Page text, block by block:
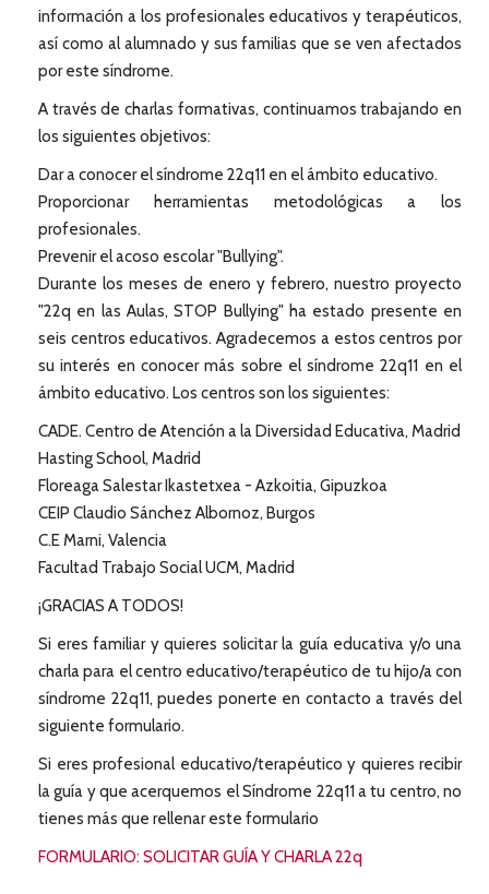
información a los profesionales educativos y terapéuticos,
así como al alumnado y sus familias que se ven afectados
por este síndrome.
A través de charlas formativas, continuamos trabajando en
los siguientes objetivos:
Dar a conocer el síndrome 22q11 en el ámbito educativo.
Proporcionar herramientas metodológicas a los
profesionales.
Prevenir el acoso escolar "Bullying".
Durante los meses de enero y febrero, nuestro proyecto
"22q en las Aulas, STOP Bullying" ha estado presente en
seis centros educativos. Agradecemos a estos centros por
su interés en conocer más sobre el síndrome 22q11 en el
ámbito educativo. Los centros son los siguientes:
CADE. Centro de Atención a la Diversidad Educativa, Madrid
Hasting School, Madrid
Floreaga Salestar Ikastetxea - Azkoitia, Gipuzkoa
CEIP Claudio Sánchez Albornoz, Burgos
C.E Marni, Valencia
Facultad Trabajo Social UCM, Madrid
¡GRACIAS A TODOS!
Si eres familiar y quieres solicitar la guía educativa y/o una
charla para el centro educativo/terapéutico de tu hijo/a con
síndrome 22q11, puedes ponerte en contacto a través del
siguiente formulario.
Si eres profesional educativo/terapéutico y quieres recibir
la guía y que acerquemos el Síndrome 22q11 a tu centro, no
tienes más que rellenar este formulario
FORMULARIO: SOLICITAR GUÍA Y CHARLA 22q